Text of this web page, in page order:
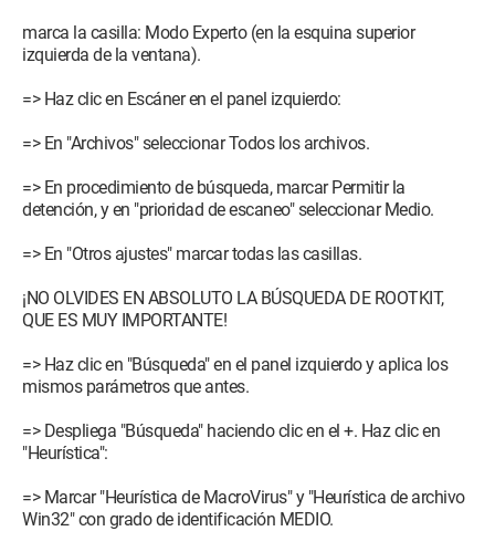
marca la casilla: Modo Experto (en la esquina superior
izquierda de la ventana).
=> Haz clic en Escáner en el panel izquierdo:
=> En "Archivos" seleccionar Todos los archivos.
=> En procedimiento de búsqueda, marcar Permitir la
detención, y en "prioridad de escaneo" seleccionar Medio.
=> En "Otros ajustes" marcar todas las casillas.
¡NO OLVIDES EN ABSOLUTO LA BÚSQUEDA DE ROOTKIT,
QUE ES MUY IMPORTANTE!
=> Haz clic en "Búsqueda" en el panel izquierdo y aplica los
mismos parámetros que antes.
=> Despliega "Búsqueda" haciendo clic en el +. Haz clic en
"Heurística":
=> Marcar "Heurística de MacroVirus" y "Heurística de archivo
Win32" con grado de identificación MEDIO.